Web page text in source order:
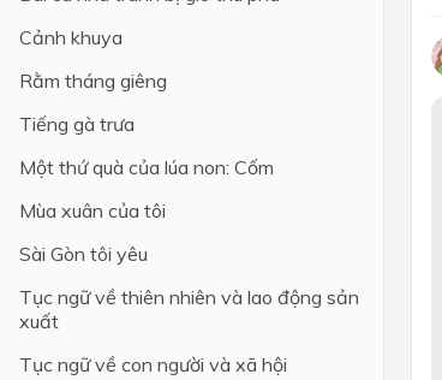
Cảnh khuya
Rằm tháng giêng
Tiếng gà trưa
Một thứ quà của lúa non: Cốm
Mùa xuân của tôi
Sài Gòn tôi yêu
Tục ngữ về thiên nhiên và lao động sản
xuất
Tục ngữ về con người và xã hội